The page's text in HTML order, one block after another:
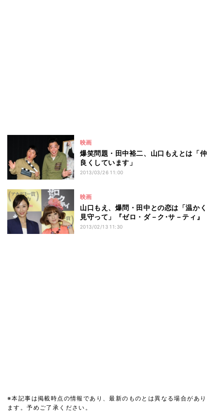
映画
爆笑問題・田中裕二、山口もえとは「仲
良くしています」
2013/03/26 11:00
映画
山口もえ、爆問・田中との恋は「温かく
見守って」『ゼロ・ダ－ク･サ－ティ』
2013/02/13 11:30
※本記事は掲載時点の情報であり、最新のものとは異なる場合があり
ます。予めご了承ください。